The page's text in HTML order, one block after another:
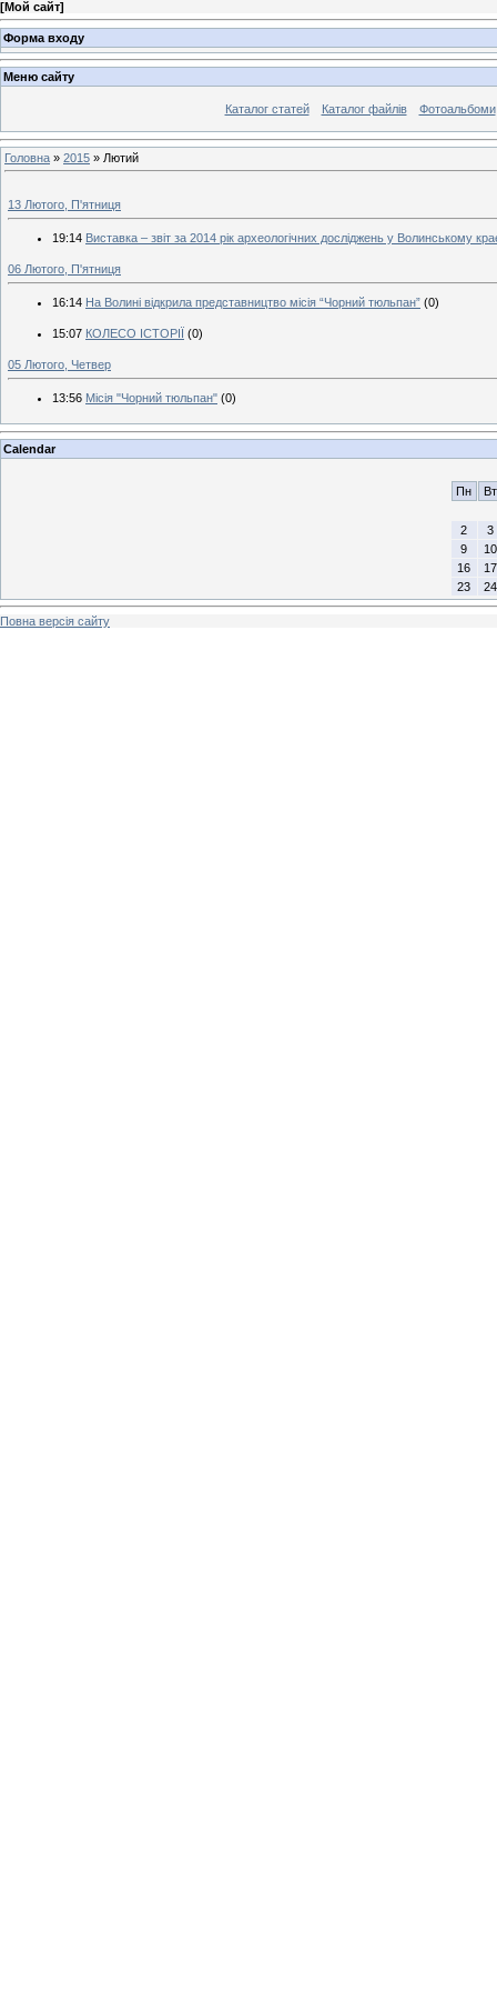
[Мой сайт]
Форма входу
Меню сайту
Каталог статей Каталог файлів Фотоальбоми
Головна » 2015 » Лютий
13 Лютого, П'ятниця
19:14 Виставка – звіт за 2014 рік археологічних досліджень у Волинському
06 Лютого, П'ятниця
16:14 На Волині відкрила представництво місія “Чорний тюльпан” (0)
15:07 КОЛЕСО ІСТОРІЇ (0)
05 Лютого, Четвер
13:56 Місія "Чорний тюльпан" (0)
Calendar
Пн Вт
2
3
9
10
16
17
23
24
Повна версія сайту